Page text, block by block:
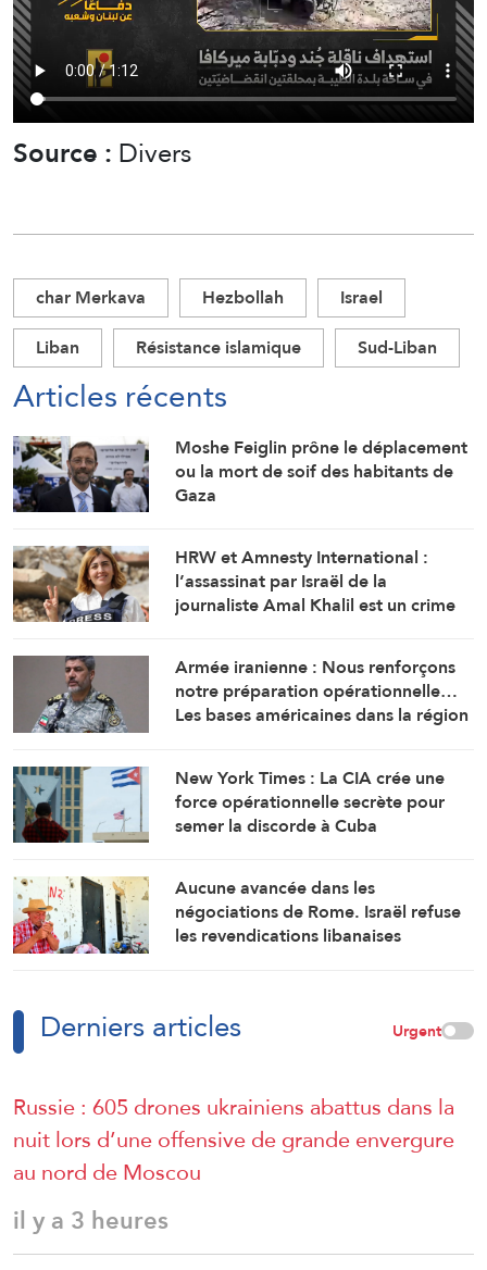
Source :Divers
char Merkava Hezbollah
Israel
Liban
Résistance islamique Sud-Liban
Articles récents
Moshe Feiglin prône le déplacement
ou la mort de soif des habitants de
Gaza
HRW et Amnesty International :
l’assassinat par Israël de la
journaliste Amal Khalil est un crime
Armée iranienne : Nous renforçons
notre préparation opérationnelle…
Les bases américaines dans la région
New York Times : La CIA crée une
force opérationnelle secrète pour
semer la discorde à Cuba
Aucune avancée dans les
négociations de Rome. Israël refuse
les revendications libanaises
Derniers articles Urgent
Russie : 605 drones ukrainiens abattus dans la
nuit lors d’une offensive de grande envergure
au nord de Moscou
il y a 3 heures